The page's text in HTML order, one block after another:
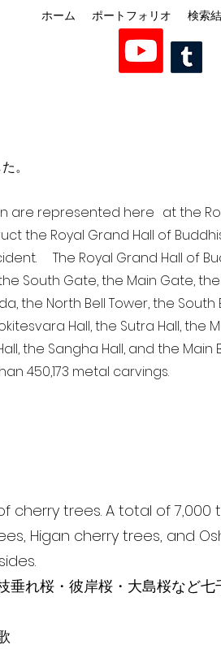
ホーム ポートフォリオ 検索
。
are represented here at the
the Royal Grand Hall of
The Royal Grand Hall of
South Gate, the Main Gate, the
the North Bell Tower, the South
Hall, the Sutra Hall, the
the Sangha Hall, and the Main
450,173 metal carvings.
cherry trees. A total of
Higan cherry trees, and
垂れ桜・彼岸桜・大島桜など七